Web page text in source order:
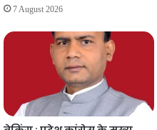
7 August 2026